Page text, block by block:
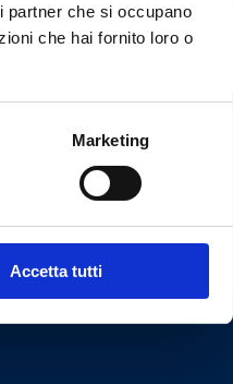
partner che si occupano
che hai fornito loro o
Marketing
Accetta tutti